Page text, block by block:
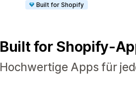
Built for Shopify
Built for Shopify-
Hochwertige Apps für